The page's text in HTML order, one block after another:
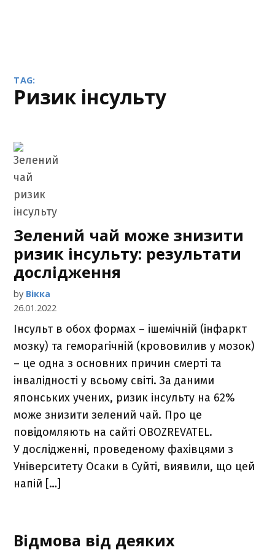
TAG:
ризик інсульту
Зелений чай може знизити
ризик інсульту: результати
дослідження
by Вікка
26.01.2022
Інсульт в обох формах – ішемічній (інфаркт
мозку) та геморагічній (крововилив у мозок)
– це одна з основних причин смерті та
інвалідності у всьому світі. За даними
японських учених, ризик інсульту на 62%
може знизити зелений чай. Про це
повідомляють на сайті OBOZREVATEL.
У дослідженні, проведеному фахівцями з
Університету Осаки в Суйті, виявили, що цей
напій […]
Відмова від деяких